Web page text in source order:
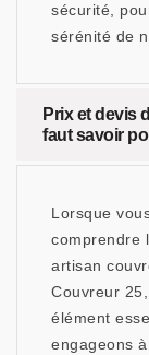
sécurité,
sérénité de
Prix et devis
faut savoir
Lorsque
comprendre
artisan
Couvreur
élément
engageons